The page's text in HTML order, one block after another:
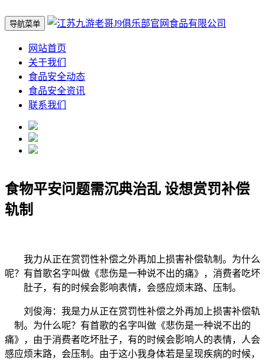
导航菜单
网站首页
关于我们
食品安全动态
食品安全资讯
联系我们
食物平安问题需沉典治乱 设想赏罚补偿
轨制
我力从正在赏罚性补偿之外再加上损害补偿轨制。为什么
呢？有首歌名字叫做《悲伤是一种说不出的痛》，消费者吃坏
肚子，有的时候会影响表情，会感应烦末路、压制。
刘俊海：我是力从正在赏罚性补偿之外再加上损害补偿轨
制。为什么呢？有首歌的名字叫做《悲伤是一种说不出的
痛》，由于消费者吃坏肚子，有的时候会影响人的表情，人会
感应烦末路，会压制。由于这小我身体若是呈现疾病的时候，